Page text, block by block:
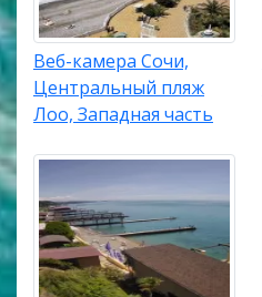
Веб-камера Сочи,
Центральный пляж
Лоо, Западная часть